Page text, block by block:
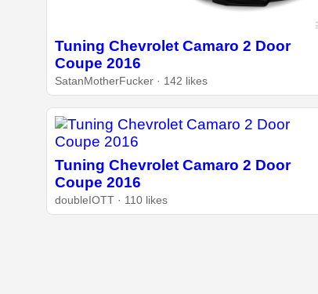
Tuning Chevrolet Camaro 2 Door
Coupe 2016
SatanMotherFucker · 142 likes
Tuning Chevrolet Camaro 2 Door
Coupe 2016
doubleIOTT · 110 likes